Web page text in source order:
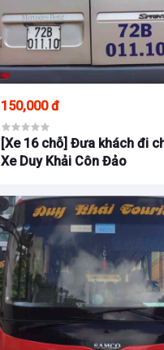
150,000 đ
[Xe 16 chỗ] Đưa khách đi
Xe Duy Khải Côn Đảo